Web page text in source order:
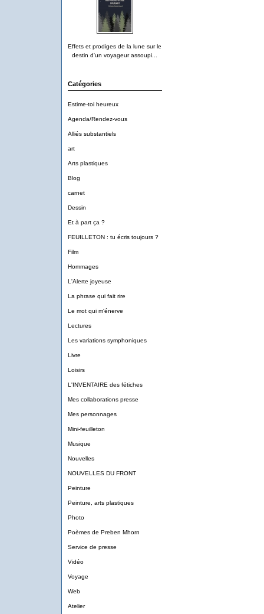
Effets et prodiges de la lune sur le
destin d'un voyageur assoupi...
Catégories
Estime-toi heureux
Agenda/Rendez-vous
Alliés substantiels
art
Arts plastiques
Blog
carnet
Dessin
Et à part ça ?
FEUILLETON : tu écris toujours ?
Film
Hommages
L'Alerte joyeuse
La phrase qui fait rire
Le mot qui m'énerve
Lectures
Les variations symphoniques
Livre
Loisirs
L'INVENTAIRE des fétiches
Mes collaborations presse
Mes personnages
Mini-feuilleton
Musique
Nouvelles
NOUVELLES DU FRONT
Peinture
Peinture, arts plastiques
Photo
Poèmes de Preben Mhorn
Service de presse
Vidéo
Voyage
Web
Atelier